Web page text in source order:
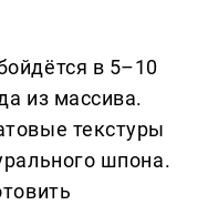
в 5–10
из массива.
текстуры
шпона.